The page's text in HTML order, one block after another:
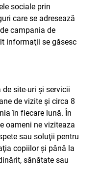
sociale prin
care se adresează
campania de
informaţii se găsesc
site-uri şi servicii
de vizite şi circa 8
în fiecare lună. În
oameni ne viziteaza
sau soluţii pentru
copiilor şi până la
sănătate sau